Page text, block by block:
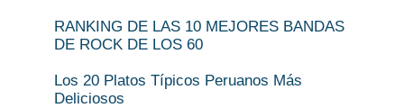
RANKING DE LAS 10 MEJORES BANDAS
DE ROCK DE LOS 60
Los 20 Platos Típicos Peruanos Más
Deliciosos